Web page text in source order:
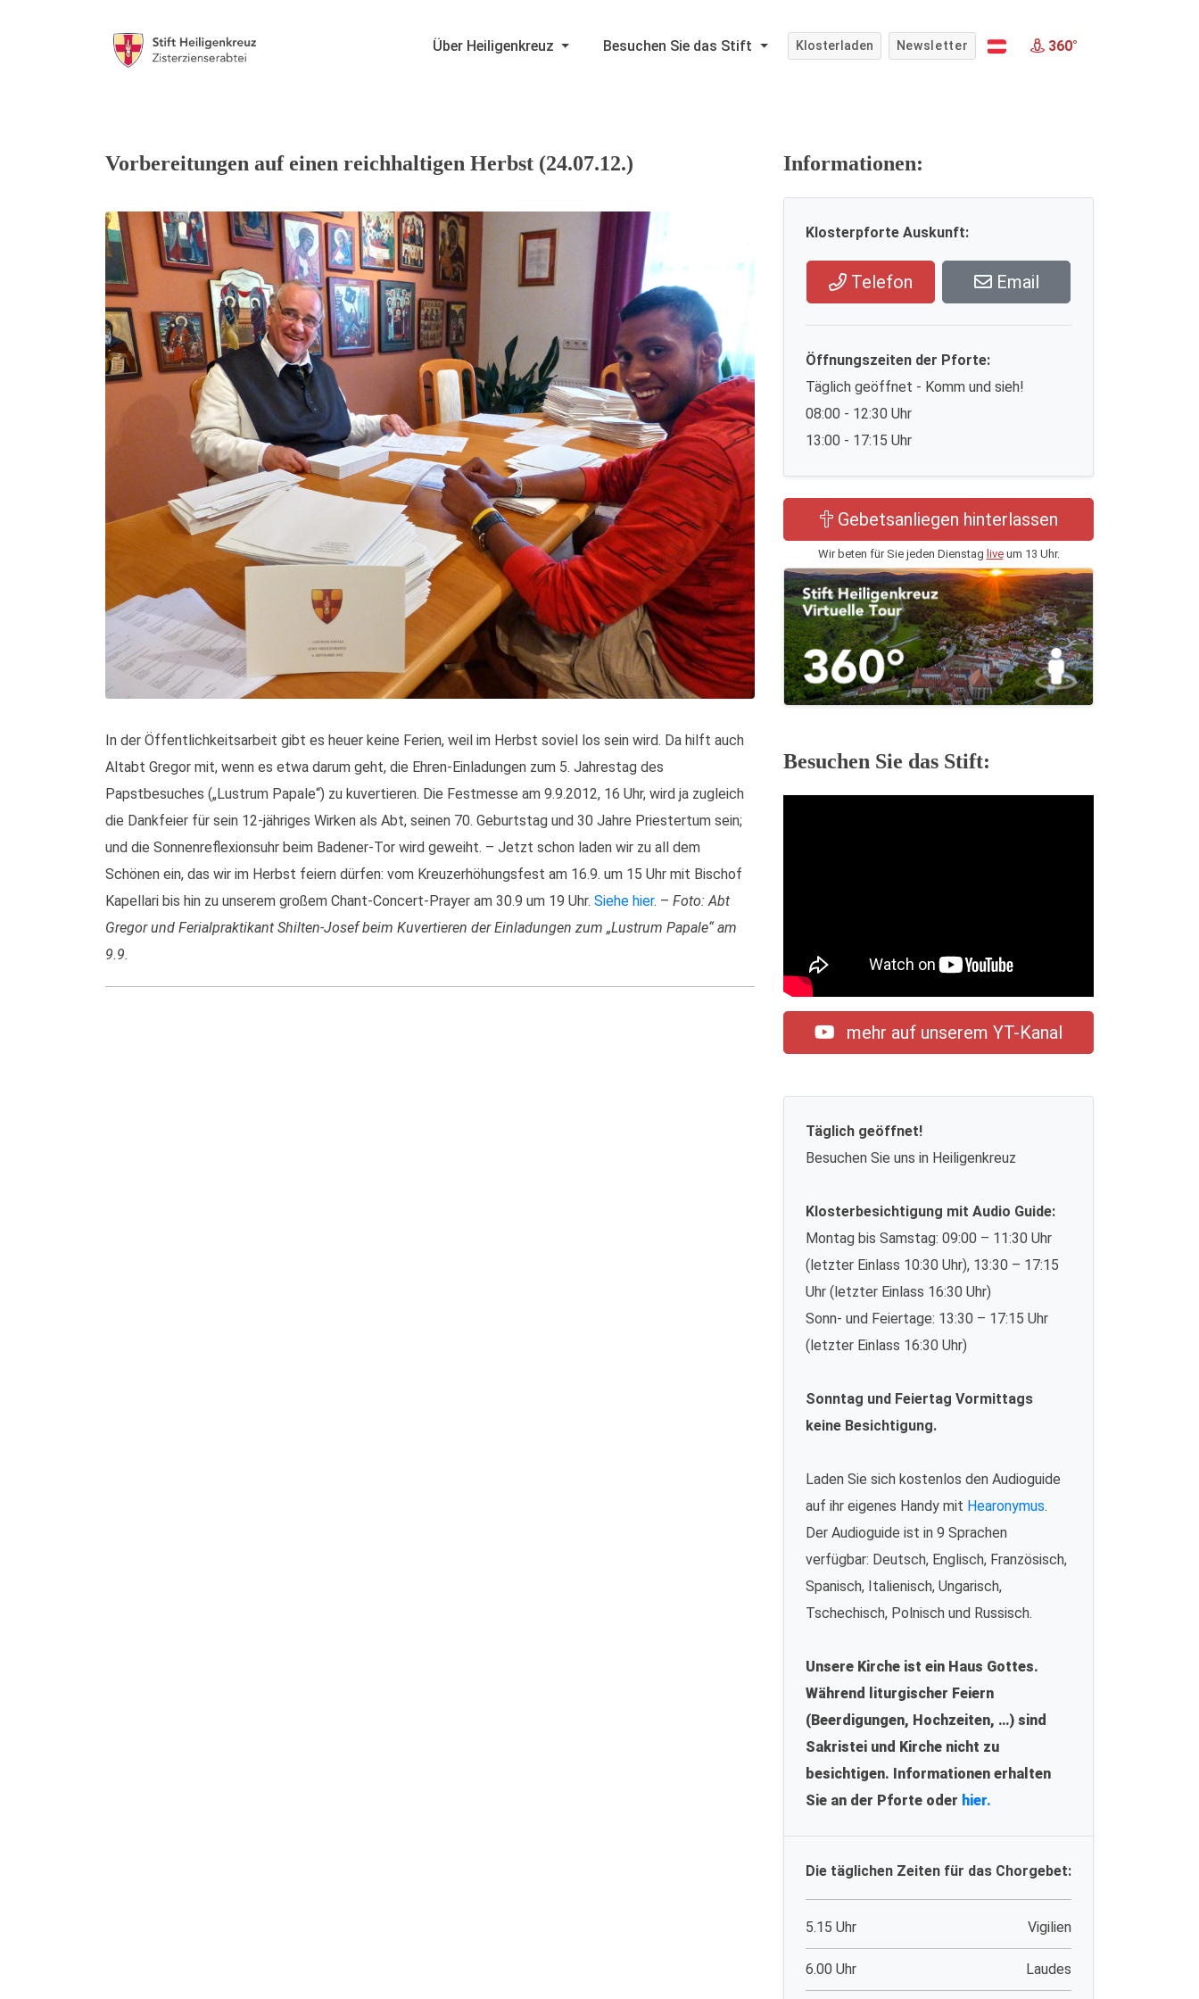
Über Heiligenkreuz Besuchen Sie das Stift Klosterladen Newsletter 360°
Vorbereitungen auf einen reichhaltigen Herbst (24.07.12.)
In der Öffentlichkeitsarbeit gibt es heuer keine Ferien, weil im Herbst soviel los sein wird. Da hilft auch
Altabt Gregor mit, wenn es etwa darum geht, die Ehren-Einladungen zum 5. Jahrestag des
Papstbesuches („Lustrum Papale“) zu kuvertieren. Die Festmesse am 9.9.2012, 16 Uhr, wird ja zugleich
die Dankfeier für sein 12-jähriges Wirken als Abt, seinen 70. Geburtstag und 30 Jahre Priestertum sein;
und die Sonnenreflexionsuhr beim Badener-Tor wird geweiht. – Jetzt schon laden wir zu all dem
Schönen ein, das wir im Herbst feiern dürfen: vom Kreuzerhöhungsfest am 16.9. um 15 Uhr mit Bischof
Kapellari bis hin zu unserem großem Chant-Concert-Prayer am 30.9 um 19 Uhr. Siehe hier. – Foto: Abt
Gregor und Ferialpraktikant Shilten-Josef beim Kuvertieren der Einladungen zum „Lustrum Papale“ am
9.9.
Informationen:
Klosterpforte Auskunft:
Telefon Email
Öffnungszeiten der Pforte:
Täglich geöffnet - Komm und sieh!
08:00 - 12:30 Uhr
13:00 - 17:15 Uhr
Gebetsanliegen hinterlassen
Wir beten für Sie jeden Dienstag liveum 13 Uhr.
Besuchen Sie das Stift:
mehr auf unserem YT-Kanal
Täglich geöffnet!
Besuchen Sie uns in Heiligenkreuz
Klosterbesichtigung mit Audio Guide:
Montag bis Samstag: 09:00 – 11:30 Uhr
(letzter Einlass 10:30 Uhr), 13:30 – 17:15
Uhr (letzter Einlass 16:30 Uhr)
Sonn- und Feiertage: 13:30 – 17:15 Uhr
(letzter Einlass 16:30 Uhr)
Sonntag und Feiertag Vormittags
keine Besichtigung.
Laden Sie sich kostenlos den Audioguide
auf ihr eigenes Handy mit Hearonymus.
Der Audioguide ist in 9 Sprachen
verfügbar: Deutsch, Englisch, Französisch,
Spanisch, Italienisch, Ungarisch,
Tschechisch, Polnisch und Russisch.
Unsere Kirche ist ein Haus Gottes.
Während liturgischer Feiern
(Beerdigungen, Hochzeiten, …) sind
Sakristei und Kirche nicht zu
besichtigen. Informationen erhalten
Sie an der Pforte oder hier.
Die täglichen Zeiten für das Chorgebet:
5.15 Uhr Vigilien
6.00 Uhr Laudes